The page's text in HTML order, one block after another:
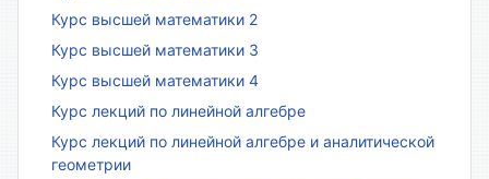
Курс высшей математики 2
Курс высшей математики 3
Курс высшей математики 4
Курс лекций по линейной алгебре
Курс лекций по линейной алгебре и аналитической
геометрии